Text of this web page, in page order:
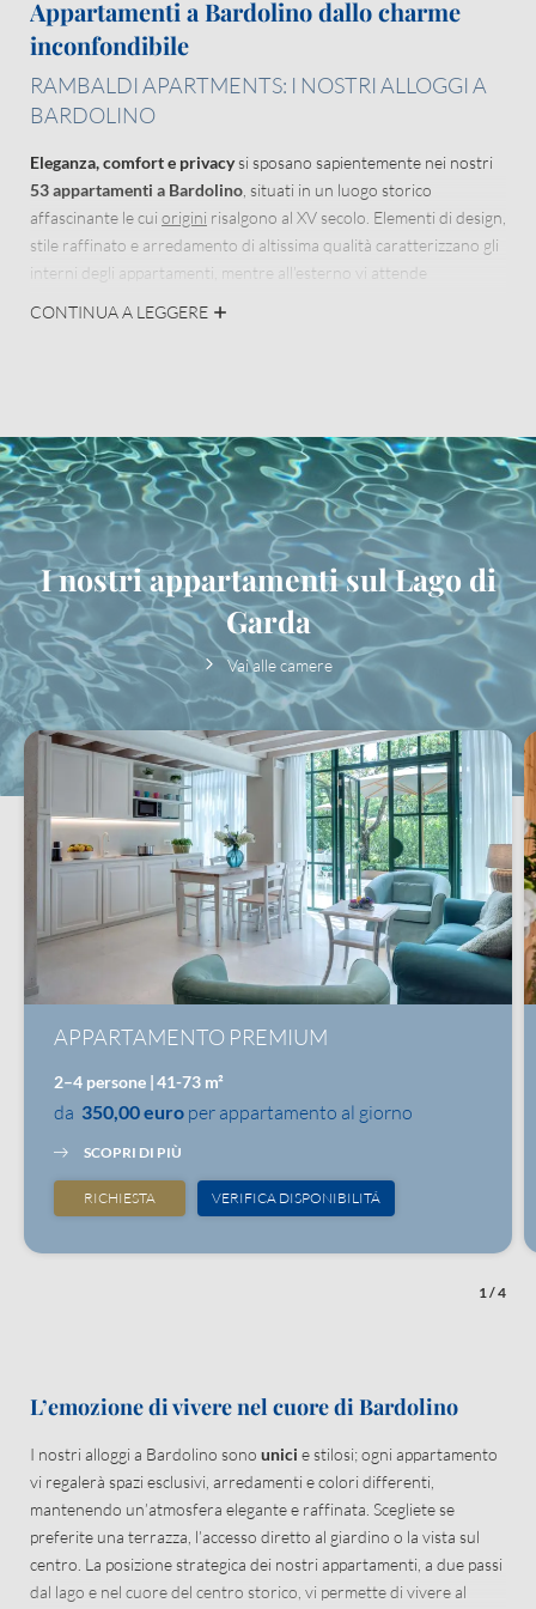
Appartamenti a Bardolino dallo charme
inconfondibile
RAMBALDI APARTMENTS: I NOSTRI ALLOGGI A
BARDOLINO
Eleganza, comfort e privacysi sposano sapientemente nei nostri
53 appartamenti a Bardolino , situati in un luogo storico
affascinante le cui origini risalgono al XV secolo. Elementi di design,
stile raffinato e arredamento di altissima qualità caratterizzano gli
interni degli appartamenti, mentre all’esterno vi attende
SCOPRITE DI PIÙ
CONTINUA A LEGGERE
I nostri appartamenti sul Lago di
Garda
Vai alle camere
APPARTAMENTO PREMIUM
2–4 persone |41-73 m²
da 350,00 euro per appartamento al giorno
SCOPRI DI PIÙ
RICHIESTA VERIFICA DISPONIBILITÁ
1 /4
L’emozione di vivere nel cuore di Bardolino
I nostri alloggi a Bardolino sono unici e stilosi; ogni appartamento
vi regalerà spazi esclusivi, arredamenti e colori differenti,
mantenendo un’atmosfera elegante e raffinata. Scegliete se
preferite una terrazza, l’accesso diretto al giardino o la vista sul
centro. La posizione strategica dei nostri appartamenti, a due passi
dal lago e nel cuore del centro storico, vi permette di vivere al